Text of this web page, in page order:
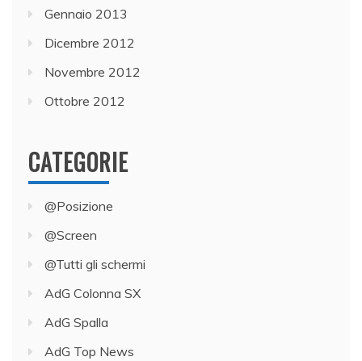
Gennaio 2013
Dicembre 2012
Novembre 2012
Ottobre 2012
CATEGORIE
@Posizione
@Screen
@Tutti gli schermi
AdG Colonna SX
AdG Spalla
AdG Top News